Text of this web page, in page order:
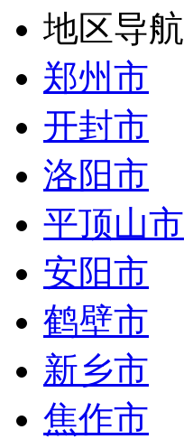
地区导航
郑州市
开封市
洛阳市
平顶山市
安阳市
鹤壁市
新乡市
焦作市